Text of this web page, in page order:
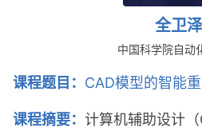
全卫泽
中国科学院自动
课程题目： CAD模型的智能
课程摘要： 计算机辅助设计